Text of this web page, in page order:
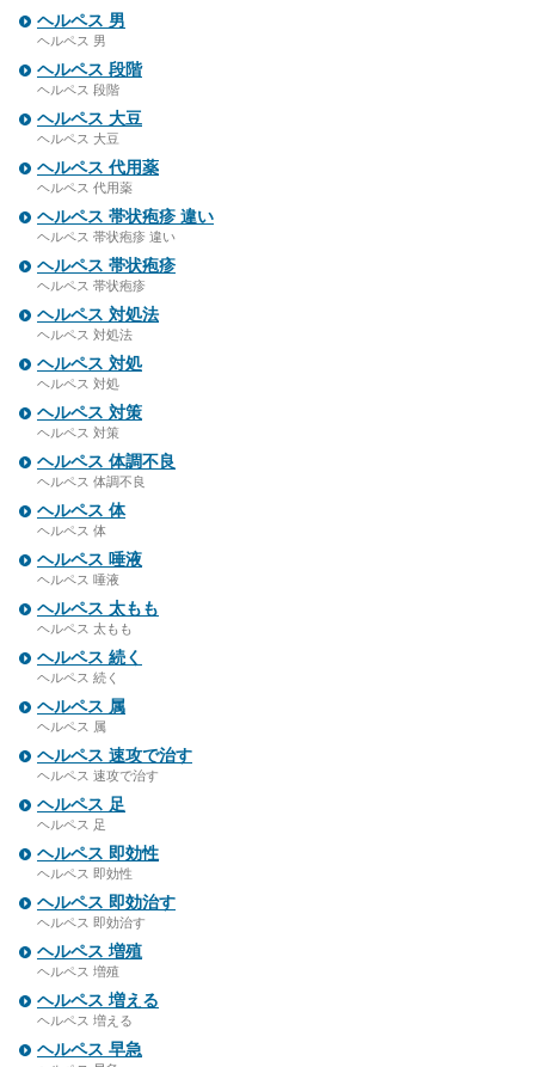
ヘルペス 男
ヘルペス 男
ヘルペス 段階
ヘルペス 段階
ヘルペス 大豆
ヘルペス 大豆
ヘルペス 代用薬
ヘルペス 代用薬
ヘルペス 帯状疱疹 違い
ヘルペス 帯状疱疹 違い
ヘルペス 帯状疱疹
ヘルペス 帯状疱疹
ヘルペス 対処法
ヘルペス 対処法
ヘルペス 対処
ヘルペス 対処
ヘルペス 対策
ヘルペス 対策
ヘルペス 体調不良
ヘルペス 体調不良
ヘルペス 体
ヘルペス 体
ヘルペス 唾液
ヘルペス 唾液
ヘルペス 太もも
ヘルペス 太もも
ヘルペス 続く
ヘルペス 続く
ヘルペス 属
ヘルペス 属
ヘルペス 速攻で治す
ヘルペス 速攻で治す
ヘルペス 足
ヘルペス 足
ヘルペス 即効性
ヘルペス 即効性
ヘルペス 即効治す
ヘルペス 即効治す
ヘルペス 増殖
ヘルペス 増殖
ヘルペス 増える
ヘルペス 増える
ヘルペス 早急